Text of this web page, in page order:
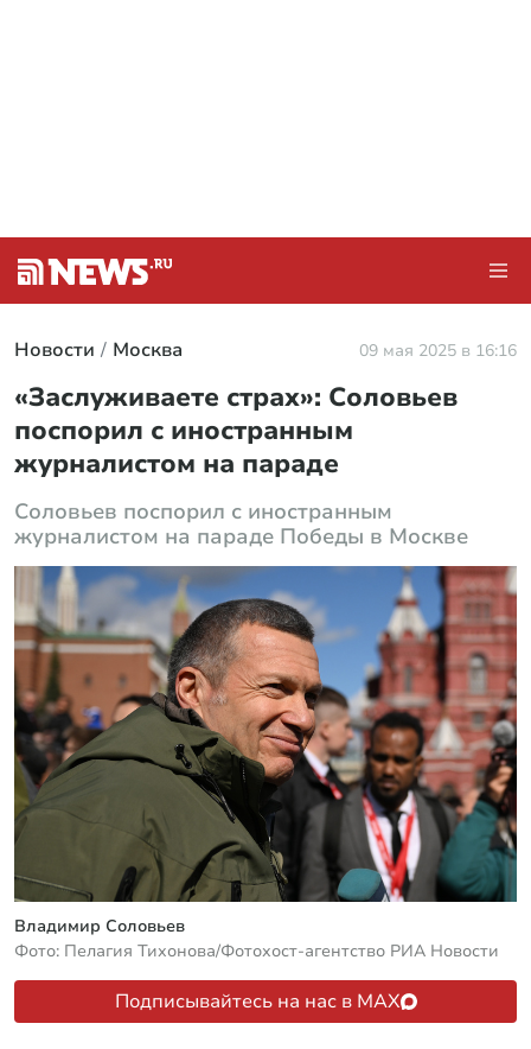
Новости Москва 09 мая 2025 в 16:16
«Заслуживаете страх»: Соловьев
поспорил с иностранным
журналистом на параде
Соловьев поспорил с иностранным
журналистом на параде Победы в Москве
Владимир Соловьев
Фото: Пелагия Тихонова/Фотохост-агентство РИА Новости
Подписывайтесь на нас в MAX